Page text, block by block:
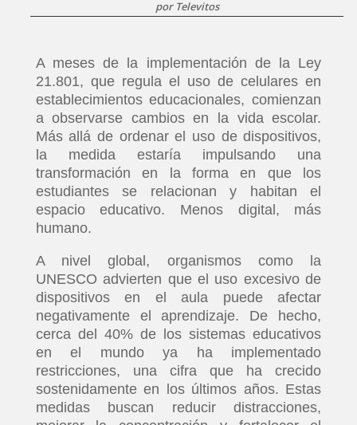
por Televitos
A meses de la implementación de la Ley
21.801, que regula el uso de celulares en
establecimientos educacionales, comienzan
a observarse cambios en la vida escolar.
Más allá de ordenar el uso de dispositivos,
la medida estaría impulsando una
transformación en la forma en que los
estudiantes se relacionan y habitan el
espacio educativo. Menos digital, más
humano.
A nivel global, organismos como la
UNESCO advierten que el uso excesivo de
dispositivos en el aula puede afectar
negativamente el aprendizaje. De hecho,
cerca del 40% de los sistemas educativos
en el mundo ya ha implementado
restricciones, una cifra que ha crecido
sostenidamente en los últimos años. Estas
medidas buscan reducir distracciones,